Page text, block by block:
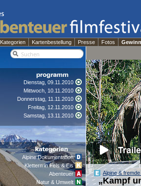
Kategorien Kartenbestellung Presse Fotos
Dienstag, 09.11.2010
Mittwoch, 10.11.2010
Donnerstag, 11.11.2010
Freitag, 12.11.2010
Samstag, 13.11.2010
Alpine Dokumentation
Klettern in Fels & Eis
Abenteuer
Natur & Umwelt
Alpine &
„Kampf